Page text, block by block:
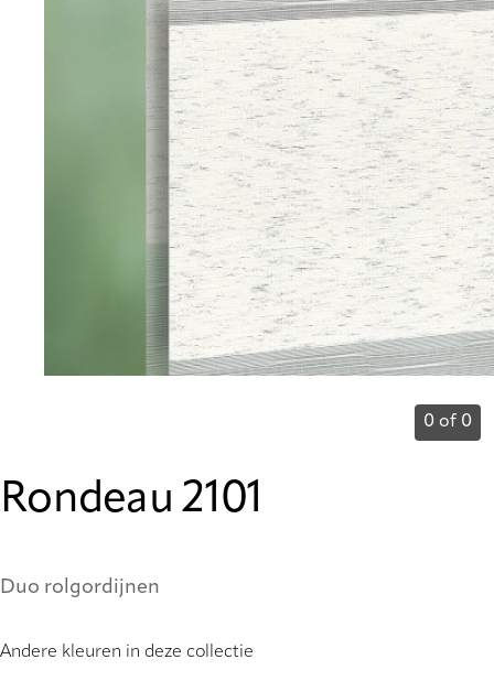
0 of 0
Rondeau 2101
Duo rolgordijnen
Andere kleuren in deze collectie